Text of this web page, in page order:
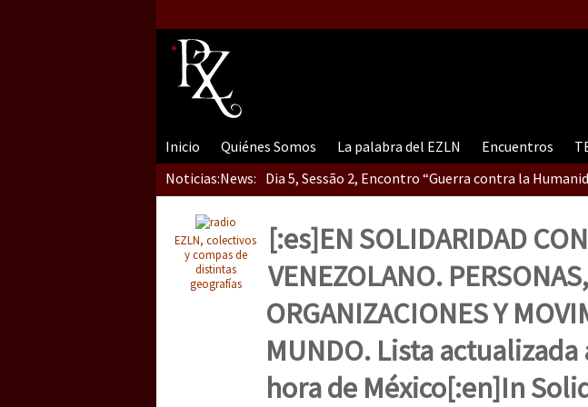
Inicio Quiénes Somos La palabra del EZLN Encuentros
Noticias:News: Dia 5, Sessão 2, Encontro “Guerra contra la
Dia 5, sessão 1, do Encontro “Guerra contra a
EZLN, colectivos
y compas de
distintas
geografías
[:es]EN SOLIDARIDAD
VENEZOLANO.
ORGANIZACIONES Y
MUNDO. Lista
hora de México[:en]In